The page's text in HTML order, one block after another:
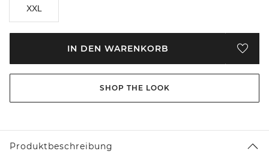
XXL
IN DEN WARENKORB
SHOP THE LOOK
Produktbeschreibung